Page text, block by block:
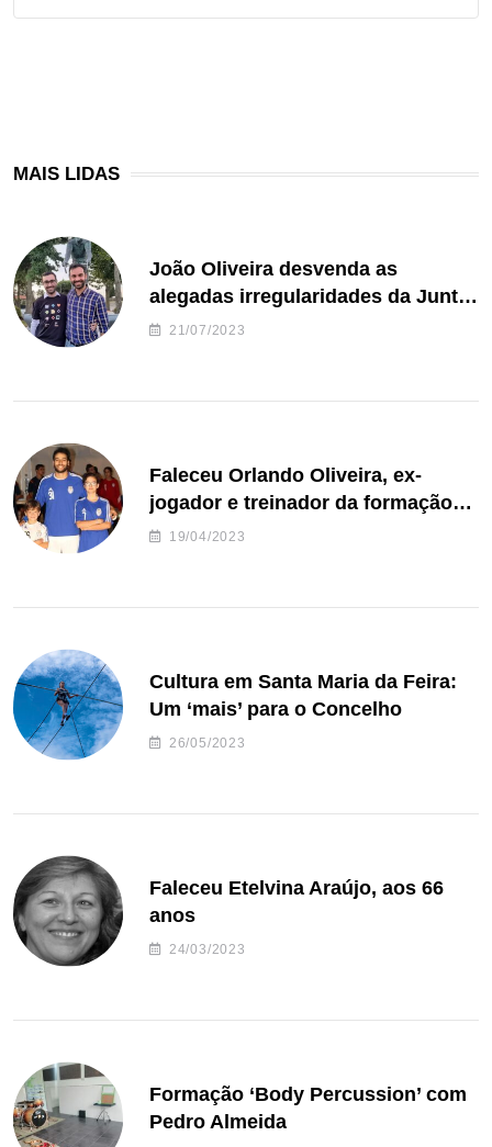
MAIS LIDAS
João Oliveira desvenda as
alegadas irregularidades da Junta
de Freguesia S. João de Ver
21/07/2023
Faleceu Orlando Oliveira, ex-
jogador e treinador da formação
de andebol do Feirense
19/04/2023
Cultura em Santa Maria da Feira:
Um ‘mais’ para o Concelho
26/05/2023
Faleceu Etelvina Araújo, aos 66
anos
24/03/2023
Formação ‘Body Percussion’ com
Pedro Almeida